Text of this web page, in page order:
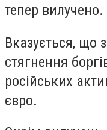
тепер вилучено.
Вказується, що
стягнення
російських
євро.